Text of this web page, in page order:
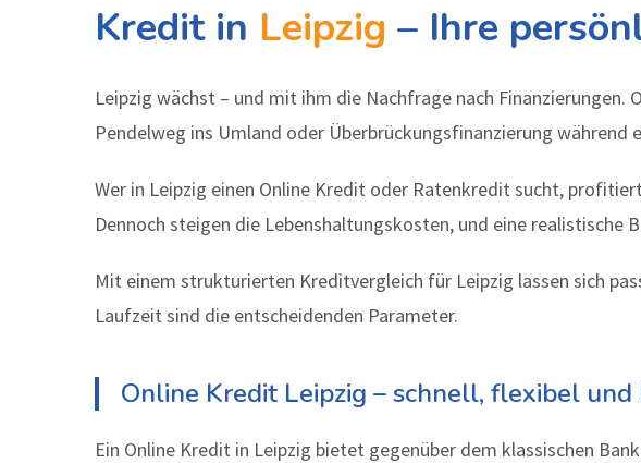
Kredit in Leipzig – Ihre
Leipzig wächst – und mit ihm die Nachfrage nach
Pendelweg ins Umland oder Überbrückungsfinanzierung
Wer in Leipzig einen Online Kredit oder Ratenkredit sucht,
Dennoch steigen die Lebenshaltungskosten, und eine realistische
Mit einem strukturierten Kreditvergleich für Leipzig lassen sich
Laufzeit sind die entscheidenden Parameter.
Online Kredit Leipzig – schnell, flexibel und
Ein Online Kredit in Leipzig bietet gegenüber dem klassischen